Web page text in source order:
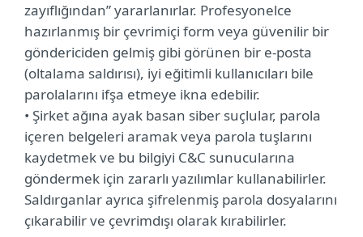
zayıflığından” yararlanırlar. Profesyonelce
hazırlanmış bir çevrimiçi form veya güvenilir bir
göndericiden gelmiş gibi görünen bir e-posta
(oltalama saldırısı), iyi eğitimli kullanıcıları bile
parolalarını ifşa etmeye ikna edebilir.
• Şirket ağına ayak basan siber suçlular, parola
içeren belgeleri aramak veya parola tuşlarını
kaydetmek ve bu bilgiyi C&C sunucularına
göndermek için zararlı yazılımlar kullanabilirler.
Saldırganlar ayrıca şifrelenmiş parola dosyalarını
çıkarabilir ve çevrimdışı olarak kırabilirler.